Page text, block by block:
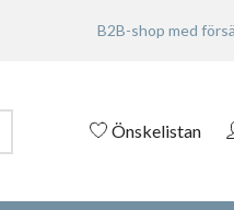
B2B-shop med
Önskelistan